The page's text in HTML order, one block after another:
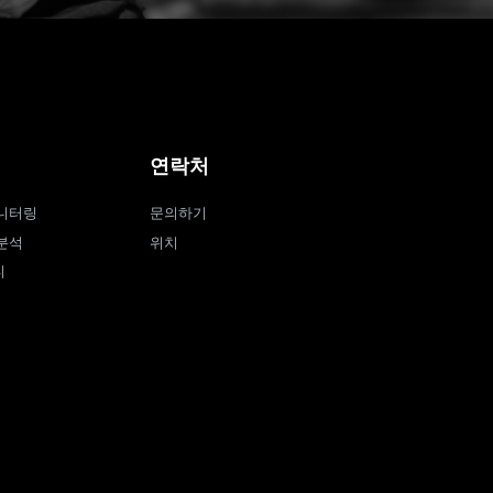
터링
석
연락처
문의하기
위치